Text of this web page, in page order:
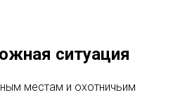
ситуация
местам и охотничьим